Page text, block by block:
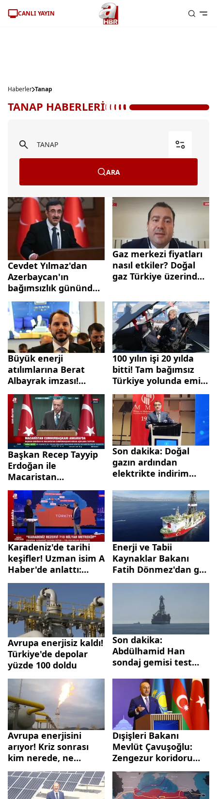
CANLI YAYIN
Haberler Tanap
TANAP HABERLERİ
ARA
Cevdet Yılmaz'dan
Azerbaycan'ın
bağımsızlık gününde
anlamlı mesaj: Bir asır
değil bin yıllık
kardeşlik
Gaz merkezi fiyatları
nasıl etkiler? Doğal
gaz Türkiye üzerinden
nasıl taşınacak?
Büyük enerji
atılımlarına Berat
Albayrak imzası!
Türkiye sınırı olmayan
Macaristan’a doğalgaz
ihraç edecek
100 yılın işi 20 yılda
bitti! Tam bağımsız
Türkiye yolunda emin
adımlar | Enerjiden
savunmaya, sağlıktan
ulaştırmaya...
Başkan Recep Tayyip
Erdoğan ile
Macaristan
Cumhurbaşkanı
Katalin Novak’tan
kritik açıklamalar
Son dakika: Doğal
gazın ardından
elektrikte indirim
Kaynaklar Bakanı
Dönmez o tarihi
işaret etti
Karadeniz'de tarihi
keşifler! Uzman isim A
Haber'de anlattı:
Türkiye’nin doğal
gazda ticaret merkezi
olmasına katkı
sağlayacak
Enerji ve Tabii
Kaynaklar Bakanı
Fatih Dönmez'dan gaz
ve altyapı açıklaması!
kaynakların en
ekonomik rotası
Türkiye!
Avrupa enerjisiz kaldı!
Türkiye'de depolar
yüzde 100 doldu
Son dakika:
Abdülhamid Han
sondaj gemisi test
Avrupa enerjisini
arıyor! Kriz sonrası
kim nerede, ne
yapıyor?
Dışişleri Bakanı
Mevlüt Çavuşoğlu:
Zengezur koridoru
açılmalı